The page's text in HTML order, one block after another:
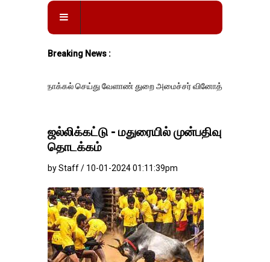
Breaking News :
செய்து வேளாண் துறை அமைச்சர் வினோத் வாசித்து வருகிறார். �.
ஜல்லிக்கட்டு - மதுரையில் முன்பதிவு
தொடக்கம்
by Staff / 10-01-2024 01:11:39pm